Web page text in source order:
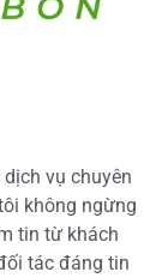
vụ chuyên
không ngừng
tin từ khách
tác đáng tin